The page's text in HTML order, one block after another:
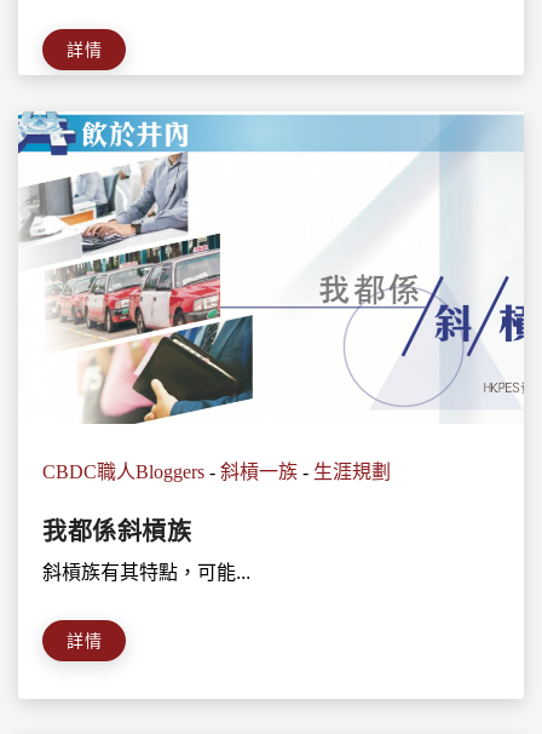
詳情
CBDC職人Bloggers - 斜槓一族 - 生涯規劃
我都係斜槓族
斜槓族有其特點，可能...
詳情